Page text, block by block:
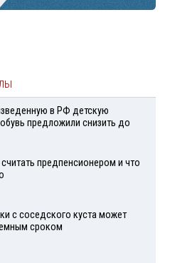
в РФ детскую
предложили снизить до
предпенсионером и что
с соседского куста может
сроком